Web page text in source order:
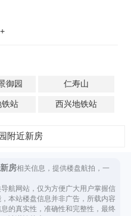
御园 仁寿山
铁站 西兴地铁站
附近新房
房相关信息，提供楼盘航拍，一
航网站，仅为方便广大用户掌握信
本站楼盘信息并非广告，所载内容
的真实性，准确性和完整性，最终